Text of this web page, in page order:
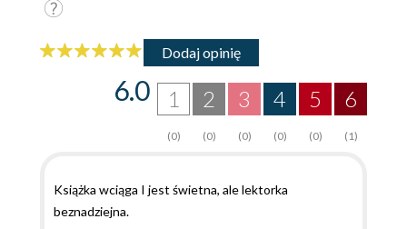
Dodaj opinię
6
(1)
5
(0)
4
(0)
3
(0)
2
(0)
1
(0)
6.0
Książka wciąga I jest świetna, ale lektorka
beznadziejna.